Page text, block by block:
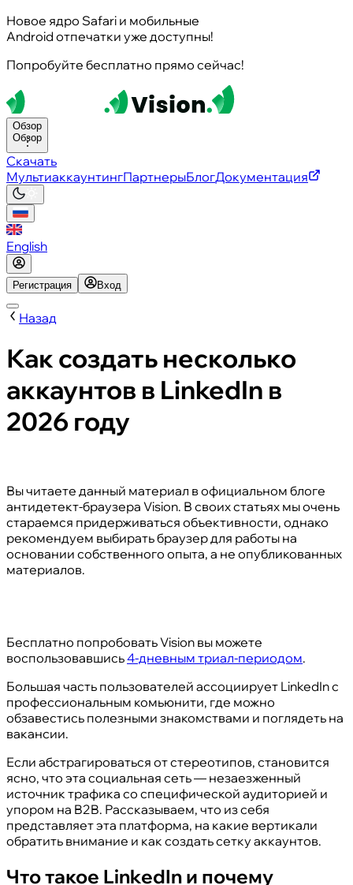
Новое ядро Safari и мобильные
Android отпечатки уже доступны!
Попробуйте бесплатно прямо сейчас!
Обзор
Обзор
Скачать
МультиаккаунтингПартнерыБлогДокументация
English
Регистрация Вход
Назад
Как создать несколько
аккаунтов в LinkedIn в
2026 году
Вы читаете данный материал в официальном блоге
антидетект-браузера Vision. В своих статьях мы очень
стараемся придерживаться объективности, однако
рекомендуем выбирать браузер для работы на
основании собственного опыта, а не опубликованных
материалов.
Бесплатно попробовать Vision вы можете
воспользовавшись4-дневным триал-периодом.
Большая часть пользователей ассоциирует LinkedIn с
профессиональным комьюнити, где можно
обзавестись полезными знакомствами и поглядеть на
вакансии.
Если абстрагироваться от стереотипов, становится
ясно, что эта социальная сеть — незаезженный
источник трафика со специфической аудиторией и
упором на B2B. Рассказываем, что из себя
представляет эта платформа, на какие вертикали
обратить внимание и как создать сетку аккаунтов.
Что такое LinkedIn и почему